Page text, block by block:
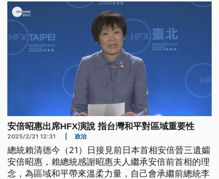
安倍昭惠出席HFX演說 指台灣和平對區域重要性
2025/2/21 12:31 政治
總統賴清德今（21）日接見前日本首相安倍晉三遺孀
安倍昭惠，賴總統感謝昭惠夫人繼承安倍前首相的理
念，為區域和平帶來溫柔力量，自己會承繼前總統李